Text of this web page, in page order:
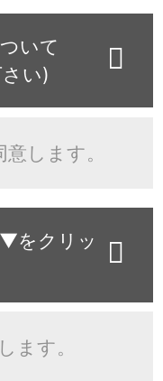
ついて
い)
します。
をクリッ
ます。